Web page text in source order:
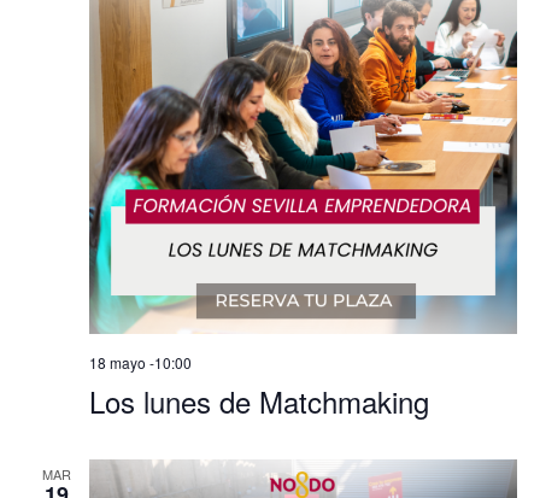
Los lunes de Matchmaking
18 mayo -10:00
MAR